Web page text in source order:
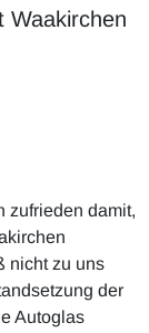
Waakirchen
zufrieden damit,
nicht zu uns
der
Autoglas